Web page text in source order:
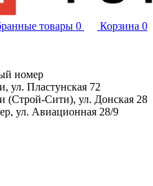
товары 0 Корзина 0
номер
ул. Пластунская 72
(Строй-Сити), ул. Донская 28
ул. Авиационная 28/9